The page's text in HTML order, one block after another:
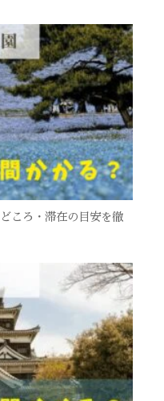
ころ・滞在の目安を徹